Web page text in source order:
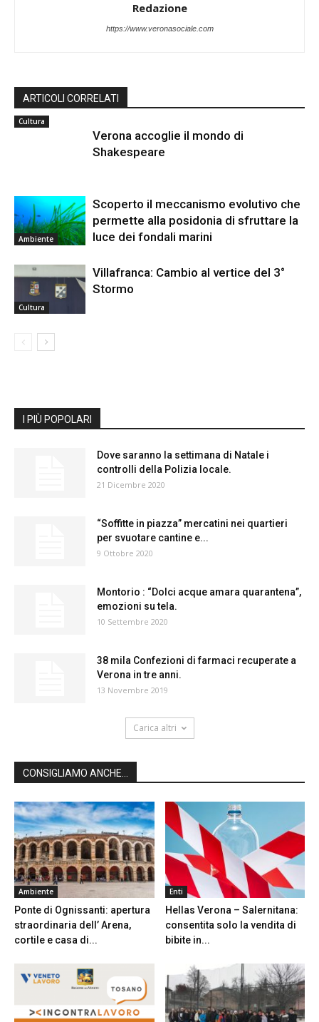
Redazione
https://www.veronasociale.com
ARTICOLI CORRELATI
Cultura
Verona accoglie il mondo di
Shakespeare
Ambiente
Scoperto il meccanismo evolutivo che
permette alla posidonia di sfruttare la
luce dei fondali marini
Cultura
Villafranca: Cambio al vertice del 3°
Stormo
I PIÙ POPOLARI
Dove saranno la settimana di Natale i
controlli della Polizia locale.
21 Dicembre 2020
“Soffitte in piazza” mercatini nei quartieri
per svuotare cantine e...
9 Ottobre 2020
Montorio : “Dolci acque amara quarantena”,
emozioni su tela.
10 Settembre 2020
38 mila Confezioni di farmaci recuperate a
Verona in tre anni.
13 Novembre 2019
Carica altri
CONSIGLIAMO ANCHE...
Ambiente
Ponte di Ognissanti: apertura
straordinaria dell’ Arena,
cortile e casa di...
Enti
Hellas Verona – Salernitana:
consentita solo la vendita di
bibite in...